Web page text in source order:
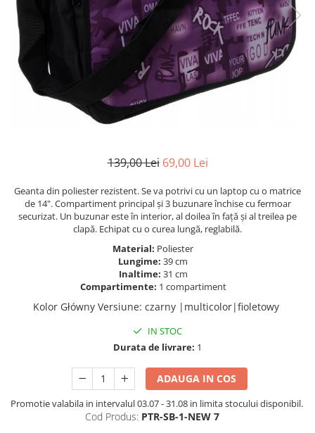
139,00 Lei 69,00 Lei
Geanta din poliester rezistent. Se va potrivi cu un laptop cu o matrice
de 14". Compartiment principal și 3 buzunare închise cu fermoar
securizat. Un buzunar este în interior, al doilea în față și al treilea pe
clapă. Echipat cu o curea lungă, reglabilă.
Material: Poliester
Lungime: 39 cm
Inaltime: 31 cm
Compartimente: 1 compartiment
Kolor Główny Versiune: czarny |multicolor|fioletowy
IN STOC
Durata de livrare: 1
ADAUGA IN COS
Promotie valabila in intervalul 03.07 - 31.08 in limita stocului disponibil.
Cod Produs: PTR-SB-1-NEW 7